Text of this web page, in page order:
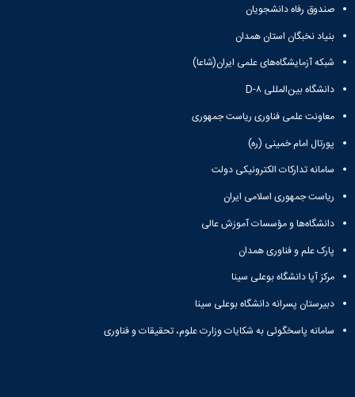
صندوق رفاه دانشجویان
بنیاد نخبگان استان همدان
شبکه آزمایشگاه‌های علمی ایران(شاعا)
دانشگاه بین‌المللی D-۸
معاونت علمی فناوری ریاست جمهوری
پورتال امام خمینی (ره)
سامانه تدارکات الکترونیکی دولت
ریاست جمهوری اسلامی ایران
دانشگاه‌ها و مؤسسات آموزش عالی
پارک علم و فناوری همدان
مرکز آپا دانشگاه بوعلی سینا
دبیرستان پسرانه دانشگاه بوعلی سینا
سامانه پاسخگوئی به شکایات وزارت علوم، تحقیقات و فناوری